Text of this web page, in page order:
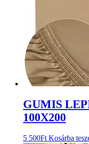
GUMIS
100X200
5 500Ft Kosárba